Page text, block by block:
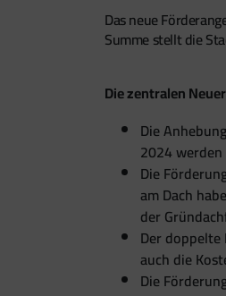
Das neue
Summe stellt die
Die zentralen
Die
2024
Die
am Dach
der
Der
auch die
Die